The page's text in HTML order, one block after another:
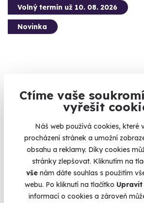
Ctíme vaše
vyřešit
Náš web používá cookies, které
procházení stránek a umožní
obsahu a reklamy. Díky cookies
stránky zlepšovat. Kliknutím na
vše nám dáte souhlas s použitím
webu. Po kliknutí na tlačítko Upravit
informací o cookies a zároveň
Volný termín už 10. 08. 2026
Novinka
Návštěva muzea s největší
Špindlerův Mlýn
(+ 4 další lokality)
620 Kč